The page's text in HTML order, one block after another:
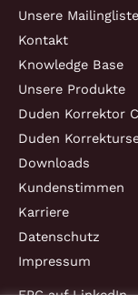
Unsere
Kontakt
Knowledge Base
Unsere Produkte
Duden Korrektor
Duden
Downloads
Kundenstimmen
Karriere
Datenschutz
Impressum
EPC auf LinkedIn